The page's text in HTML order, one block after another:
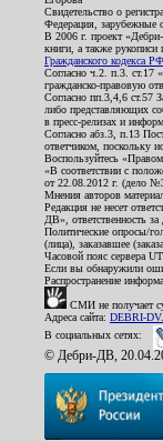
Свидетельство о
Федерация, зарубежные
В 2006 г. проект
книги, а также рукописи
Гражданского кодекса РФ
Согласно ч.2. п.3. ст.17
гражданско-правовую
Согласно пп.3,4,6 ст.57
либо представляющих
в пресс-релизах и
Согласно абз.3, п.13
ответчиком, поскольку
Воспользуйтесь
«В соответствии с
от 22.08.2012 г. (дело
Мнения авторов
Редакция не несет
ДВ», ответственность за
Политические опросы/
(лица), заказавшее
Часовой пояс сервера
Если вы обнаружили
Распространение
СМИ не получает
Адреса сайта: DEBRI-
В социальных сетях:
© Дебри-ДВ,